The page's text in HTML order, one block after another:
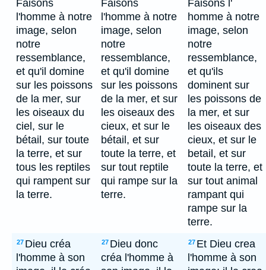
Faisons
l'homme à notre
image, selon
notre
ressemblance,
et qu'il domine
sur les poissons
de la mer, sur
les oiseaux du
ciel, sur le
bétail, sur toute
la terre, et sur
tous les reptiles
qui rampent sur
la terre.
Faisons
l'homme à notre
image, selon
notre
ressemblance,
et qu'il domine
sur les poissons
de la mer, et sur
les oiseaux des
cieux, et sur le
bétail, et sur
toute la terre, et
sur tout reptile
qui rampe sur la
terre.
Faisons l'
homme à notre
image, selon
notre
ressemblance,
et qu'ils
dominent sur
les poissons de
la mer, et sur
les oiseaux des
cieux, et sur le
betail, et sur
toute la terre, et
sur tout animal
rampant qui
rampe sur la
terre.
27 Dieu créa
l'homme à son
27 Dieu donc
créa l'homme à
27 Et Dieu crea
l'homme à son